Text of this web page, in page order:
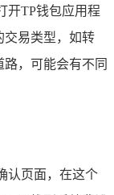
开TP钱包应用程
交易类型，如转
，可能会有不同
认页面，在这个